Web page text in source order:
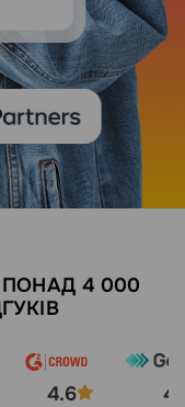
ПОНАД 4 000
4.6